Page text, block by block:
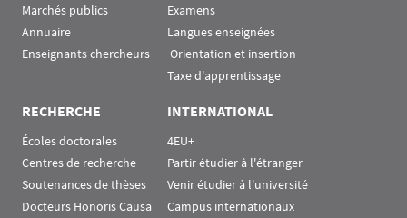
Marchés publics
Annuaire
Enseignants chercheurs
Examens
Langues enseignées
Orientation et insertion
Taxe d'apprentissage
RECHERCHE
Écoles doctorales
Centres de recherche
Soutenances de thèses
Docteurs Honoris Causa
INTERNATIONAL
4EU+
Partir étudier à l'étranger
Venir étudier à l'université
Campus internationaux